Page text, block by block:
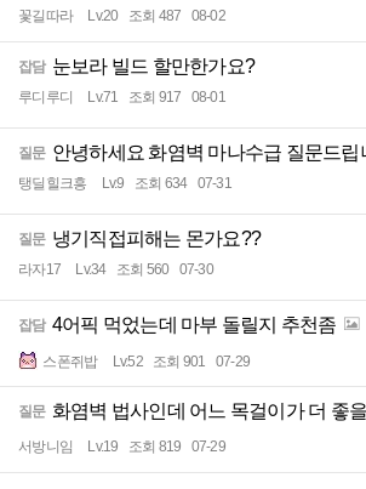
꽃길따라 Lv.20 조회 487 08-02
잡담 눈보라 빌드 할만한가요?
루디루디 Lv.71 조회 917 08-01
질문 안녕하세요 화염벽 마나수급 질문드립
탱딜힐크흥 Lv.9 조회 634 07-31
질문 냉기직접피해는 몬가요??
라자17 Lv.34 조회 560 07-30
잡담 4어픽 먹었는데 마부 돌릴지 추천좀
스폰쥐밥 Lv.52 조회 901 07-29
질문 화염벽 법사인데 어느 목걸이가 더 좋
서방니임 Lv.19 조회 819 07-29